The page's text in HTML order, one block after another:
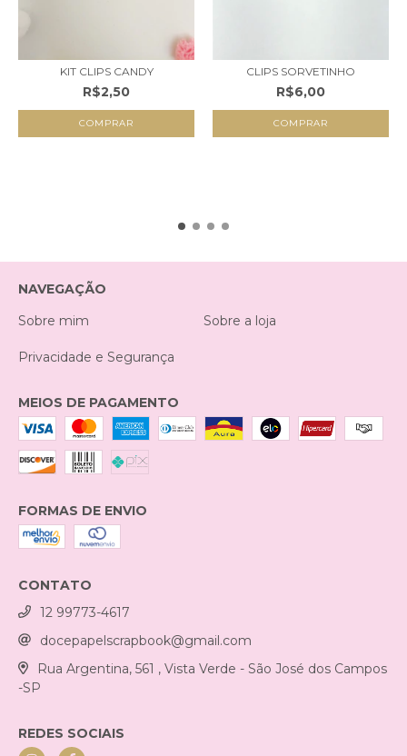
KIT CLIPS CANDY
R$2,50
CLIPS SORVETINHO
R$6,00
COMPRAR
NAVEGAÇÃO
Sobre mim
Sobre a loja
Privacidade e Segurança
MEIOS DE PAGAMENTO
FORMAS DE ENVIO
CONTATO
12 99773-4617
docepapelscrapbook@gmail.com
Rua Argentina, 561 , Vista Verde - São José dos Campos
-SP
REDES SOCIAIS